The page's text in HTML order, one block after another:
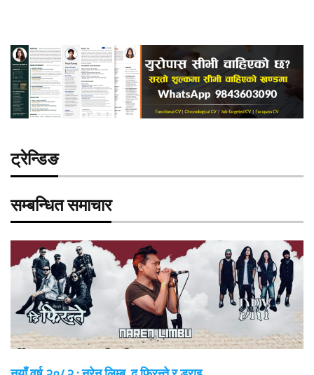
ट्रेन्डिङ
सम्बन्धित समाचार